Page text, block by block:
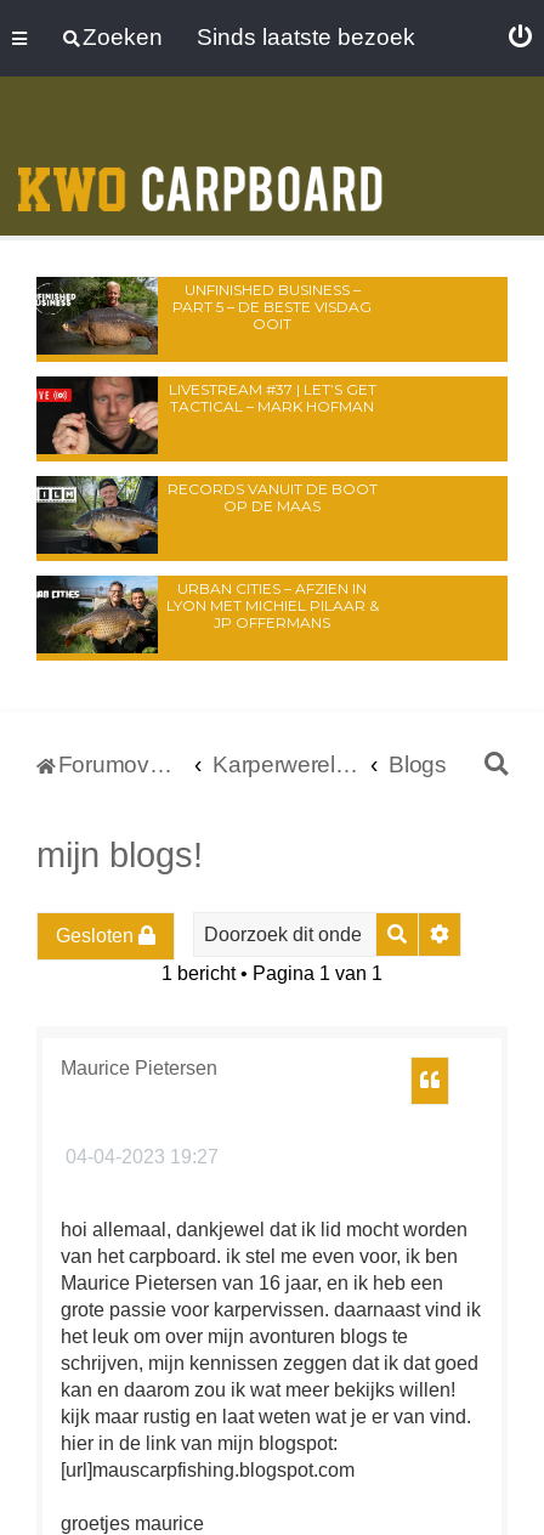
Zoeken Sinds laatste bezoek
UNFINISHED BUSINESS –
PART 5 – DE BESTE VISDAG
OOIT
LIVESTREAM #37 | LET’S GET
TACTICAL – MARK HOFMAN
RECORDS VANUIT DE BOOT
OP DE MAAS
URBAN CITIES – AFZIEN IN
LYON MET MICHIEL PILAAR &
JP OFFERMANS
Forumoverzicht Karperwereld.nl Blogs
mijn blogs!
Gesloten ZoekUitgebreid
1 bericht • Pagina 1 van 1
Maurice Pietersen
Citeer
04-04-2023 19:27
hoi allemaal, dankjewel dat ik lid mocht worden
van het carpboard. ik stel me even voor, ik ben
Maurice Pietersen van 16 jaar, en ik heb een
grote passie voor karpervissen. daarnaast vind ik
het leuk om over mijn avonturen blogs te
schrijven, mijn kennissen zeggen dat ik dat goed
kan en daarom zou ik wat meer bekijks willen!
kijk maar rustig en laat weten wat je er van vind.
hier in de link van mijn blogspot:
[url]mauscarpfishing.blogspot.com
groetjes maurice